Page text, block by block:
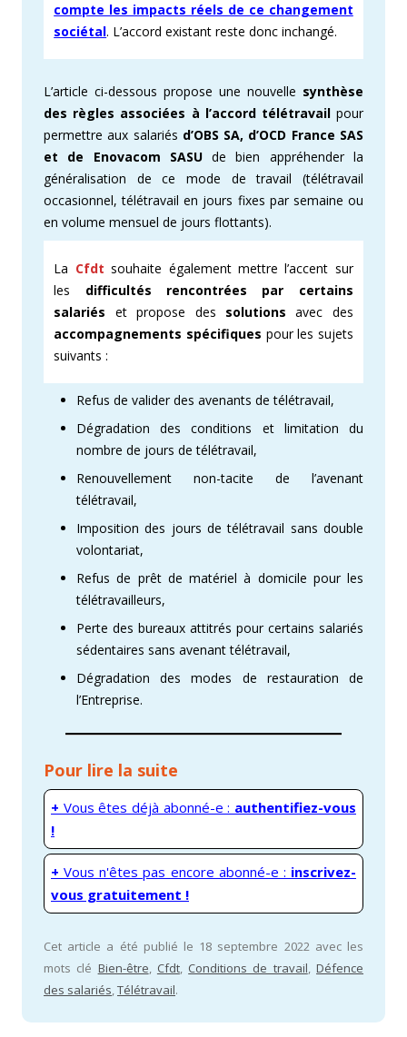
compte les impacts réels de ce changement
sociétal. L’accord existant reste donc inchangé.
L’article ci-dessous propose une nouvelle synthèse
des règles associées à l’accord télétravailpour
permettre aux salariés d’OBS SA, d’OCD France SAS
et de Enovacom SASUde bien appréhender la
généralisation de ce mode de travail (télétravail
occasionnel, télétravail en jours fixes par semaine ou
en volume mensuel de jours flottants).
La Cfdtsouhaite également mettre l’accent sur
les difficultés rencontrées par certains
salariés et propose des solutionsavec des
accompagnements spécifiques pour les sujets
suivants :
Refus de valider des avenants de télétravail,
Dégradation des conditions et limitation du
nombre de jours de télétravail,
Renouvellement non-tacite de l’avenant
télétravail,
Imposition des jours de télétravail sans double
volontariat,
Refus de prêt de matériel à domicile pour les
télétravailleurs,
Perte des bureaux attitrés pour certains salariés
sédentaires sans avenant télétravail,
Dégradation des modes de restauration de
l’Entreprise.
Pour lire la suite
+ Vous êtes déjà abonné-e : authentifiez-vous
!
+ Vous n'êtes pas encore abonné-e : inscrivez-
vous gratuitement !
Cet article a été publié le 18 septembre 2022 avec les
mots clé Bien-être, Cfdt, Conditions de travail,Défence
des salariés,Télétravail.